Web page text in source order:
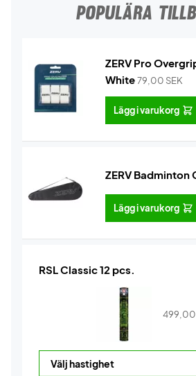
POPULÄRA
ZERV Pro
White79,00 SEK
Lägg i varukorg
ZERV Badminton
Lägg i varukorg
RSL Classic 12 pcs.
499,00